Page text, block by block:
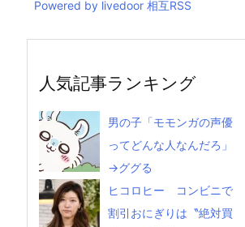
Powered by livedoor 相互RSS
人気記事ランキング
男の子「モモンガの声優
ってどんな人なんだろ」
→ググる
ヒコロヒー コンビニで
割引おにぎりは〝絶対買